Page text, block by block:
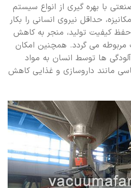
با بهره گیری از انواع سیستم
حداقل نیروی انسانی را بکار
حفظ کیفیت تولید، منجر به کاهش
می گردد. همچنین امکان
ها توسط انسان به مواد
مانند داروسازی و غذایی کاهش